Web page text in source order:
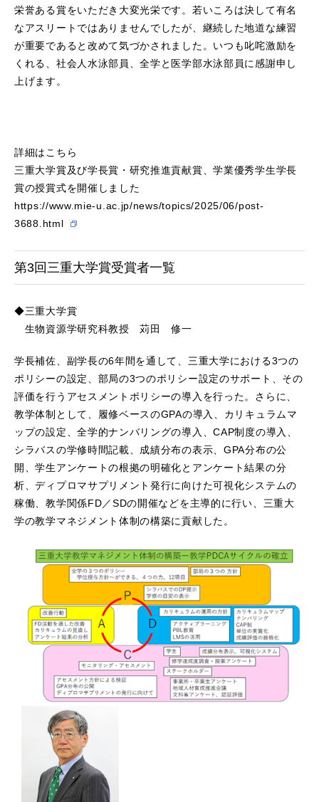
栄誉ある賞をいただき大変光栄です。若いころは決して有名
なアスリートではありませんでしたが、継続した地道な練習
が重要であると改めて気づかされました。いつも叱咤激励を
くれる、社会人水泳部員、全学と医学部水泳部員に感謝申し
上げます。
詳細はこちら
三重大学賞及び学長賞・研究推進貢献賞、学業優秀学生学長
賞の授賞式を開催しました
https://www.mie-u.ac.jp/news/topics/2025/06/post-
3688.html
第3回三重大学賞受賞者一覧
◆三重大学賞
生物資源学研究科教授 苅田 修一
学長補佐、副学長の6年間を通して、三重大学における3つの
ポリシーの設定、部局の3つのポリシー設定のサポート、その
評価を行うアセスメントポリシーの導入を行った。さらに、
教学体制として、履修ベースのGPAの導入、カリキュラムマ
ップの設定、全学的ナンバリングの導入、CAP制度の導入、
シラバスの学修時間記載、成績分布の表示、GPA分布の公
開、学生アンケートの根拠の明確化とアンケート結果の分
析、ディプロマサプリメント発行に向けた可視化システムの
稼働、教学関係FD／SDの開催などを主導的に行い、三重大
学の教学マネジメント体制の構築に貢献した。